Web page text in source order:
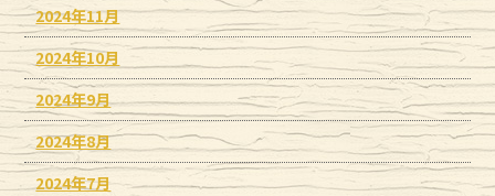
2024年11月
2024年10月
2024年9月
2024年8月
2024年7月